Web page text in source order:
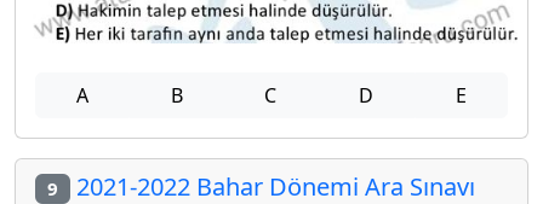
A B C D E
9 2021-2022 Bahar Dönemi Ara Sınavı